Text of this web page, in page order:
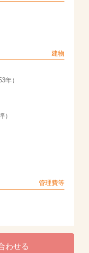
建物
年）
）
管理費等
わせる